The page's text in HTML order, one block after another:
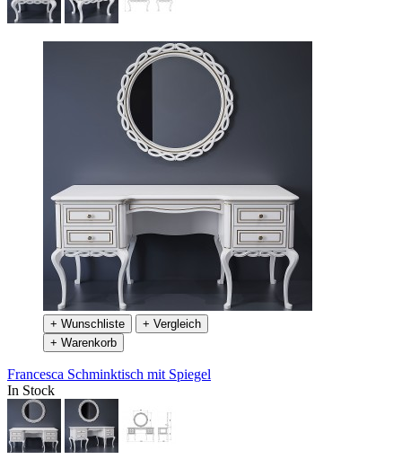
+ Wunschliste
+ Vergleich
+ Warenkorb
Francesca Schminktisch mit Spiegel
In Stock